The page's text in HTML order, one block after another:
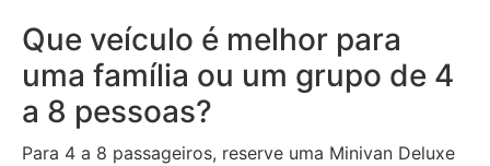
Que veículo é melhor para
uma família ou um grupo de 4
a 8 pessoas?
Para 4 a 8 passageiros, reserve uma Minivan Deluxe